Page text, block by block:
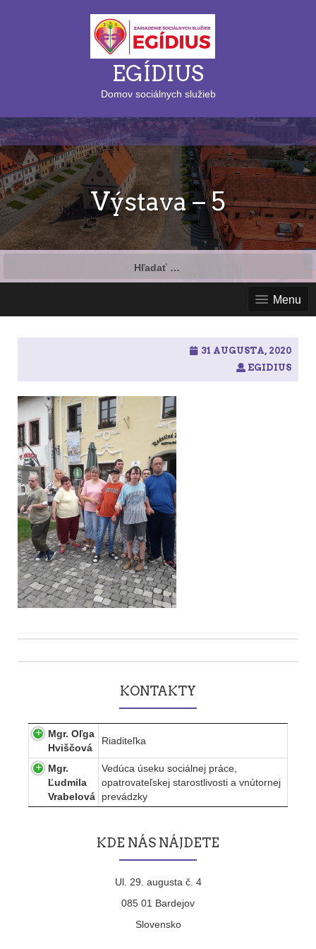
EGÍDIUS
Domov sociálnych služieb
Výstava – 5
Menu
31 AUGUSTA, 2020
EGIDIUS
navigation
KONTAKTY
Mgr. Oľga
Hviščová
Riaditeľka
Mgr.
Ľudmila
Vrabelová
Vedúca úseku sociálnej práce,
opatrovateľskej starostlivosti a vnútornej
prevádzky
KDE NÁS NÁJDETE
Ul. 29. augusta č. 4
085 01 Bardejov
Slovensko